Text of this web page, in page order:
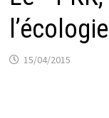
15/04/2015